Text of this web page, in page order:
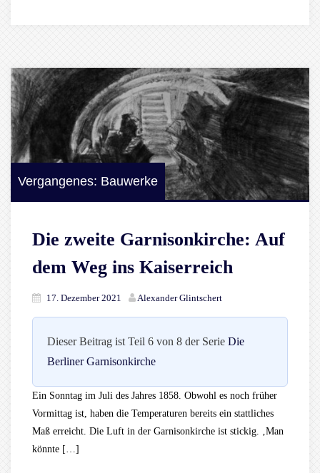
Vergangenes: Bauwerke
Die zweite Garnisonkirche: Auf
dem Weg ins Kaiserreich
17. Dezember 2021 Alexander Glintschert
Dieser Beitrag ist Teil 6 von 8 der Serie Die
Berliner Garnisonkirche
Ein Sonntag im Juli des Jahres 1858. Obwohl es noch früher
Vormittag ist, haben die Temperaturen bereits ein stattliches
Maß erreicht. Die Luft in der Garnisonkirche ist stickig. ‚Man
könnte […]